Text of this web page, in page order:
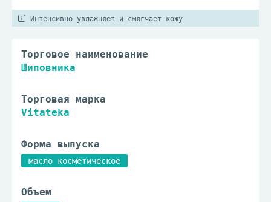
Интенсивно увлажняет и смягчает кожу
Торговое наименование
Шиповника
Торговая марка
Vitateka
Форма выпуска
масло косметическое
Объем